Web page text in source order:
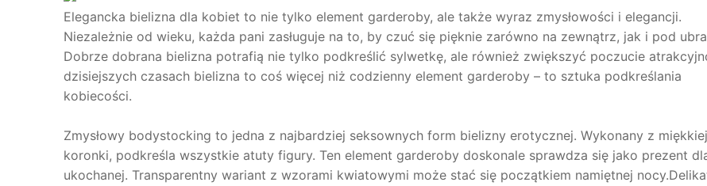
Elegancka bielizna dla kobiet to nie tylko element garderoby, ale także wyraz zmysłowości i elegancji.
Niezależnie od wieku, każda pani zasługuje na to, by czuć się pięknie zarówno na zewnątrz, jak i pod
Dobrze dobrana bielizna potrafią nie tylko podkreślić sylwetkę, ale również zwiększyć poczucie
dzisiejszych czasach bielizna to coś więcej niż codzienny element garderoby – to sztuka podkreślania
kobiecości.
Zmysłowy bodystocking to jedna z najbardziej seksownych form bielizny erotycznej. Wykonany z miękkiej
koronki, podkreśla wszystkie atuty figury. Ten element garderoby doskonale sprawdza się jako prezent
ukochanej. Transparentny wariant z wzorami kwiatowymi może stać się początkiem namiętnej